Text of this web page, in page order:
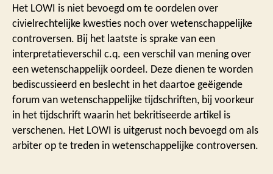
Het LOWI is niet bevoegd om te oordelen over
civielrechtelijke kwesties noch over wetenschappelijke
controversen. Bij het laatste is sprake van een
interpretatieverschil c.q. een verschil van mening over
een wetenschappelijk oordeel. Deze dienen te worden
bediscussieerd en beslecht in het daartoe geëigende
forum van wetenschappelijke tijdschriften, bij voorkeur
in het tijdschrift waarin het bekritiseerde artikel is
verschenen. Het LOWI is uitgerust noch bevoegd om als
arbiter op te treden in wetenschappelijke controversen.